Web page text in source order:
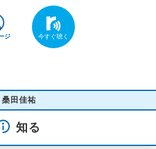
ジ
知る